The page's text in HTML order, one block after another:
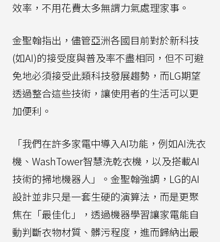
效率，不用花費太多無謂力氣處理家事。
金聖翰指出，儘管亞洲各國目前對於新科技
(如AI)的接受度與普及率不盡相同，但不可避
免地必須接受此類科技發展趨勢，而LG期望
透過整合這些技術，讓使用者的生活可以更
加便利。
「我們在許多家電中導入AI功能，例如AI洗衣
機、WashTower智慧洗乾衣機，以及搭載AI
技術的掃地機器人」。金聖翰強調，LG的AI
設計並非只是一套生硬的演算法，而是更聚
焦在「最佳化」，透過機器學習讓家電能自
動判斷衣物材質、髒污程度，進而歸納出最